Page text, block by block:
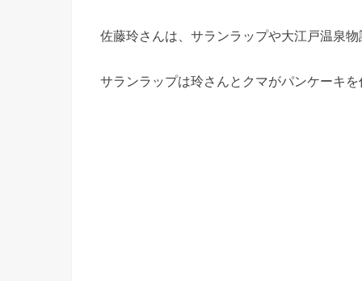
佐藤玲さんは、サランラップや大江戸温泉
サランラップは玲さんとクマがパンケーキ